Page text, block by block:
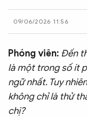
QUỐC TẾ
VĂN HÓA - THỂ THAO
BẠN ĐỌC & CAND
09/06/2026 11:56
Phóng viên: Đến
là một trong số ít
ngữ nhất. Tuy
không chỉ là thử
chị?